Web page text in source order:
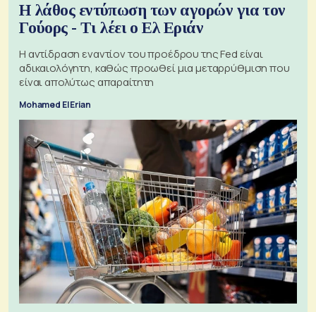
Η λάθος εντύπωση των αγορών για τον
Γούορς - Τι λέει ο Ελ Εριάν
Η αντίδραση εναντίον του προέδρου της Fed είναι
αδικαιολόγητη, καθώς προωθεί μια μεταρρύθμιση που
είναι απολύτως απαραίτητη
Mohamed El Erian